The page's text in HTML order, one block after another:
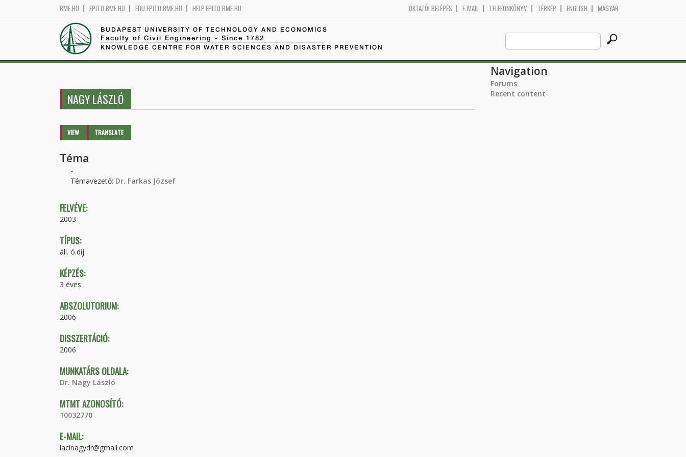
BME.HU EPITO.BME.HU EDU.EPITO.BME.HU HELP.EPITO.BME.HU OKTATÓI BELÉPÉS E-MAIL TELEFONKÖNYV TÉRKÉP ENGLISH MAGYAR
BUDAPEST UNIVERSITY OF TECHNOLOGY AND ECONOMICS
Faculty of Civil Engineering - Since 1782
KNOWLEDGE CENTRE FOR WATER SCIENCES AND DISASTER PREVENTION
Search
this
site
NAGY LÁSZLÓ
Primary tabs
VIEW (ACTIVETRANSLATE
Téma
-
Témavezető: Dr. Farkas József
FELVÉVE:
2003
TÍPUS:
áll. ö.díj.
KÉPZÉS:
3 éves
ABSZOLUTORIUM:
2006
DISSZERTÁCIÓ:
2006
MUNKATÁRS OLDALA:
Dr. Nagy László
MTMT AZONOSÍTÓ:
10032770
E-MAIL:
lacinagydr@gmail.com
Navigation
Forums
Recent content